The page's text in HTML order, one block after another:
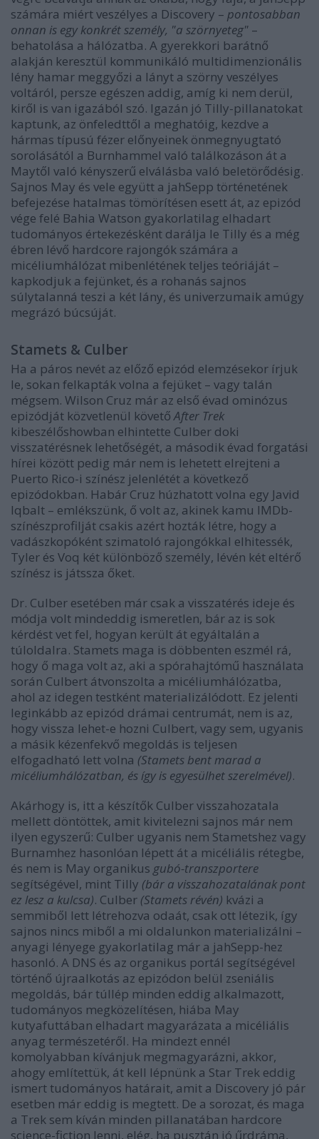
számára miért veszélyes a Discovery – pontosabban
onnan is egy konkrét személy, "a szörnyeteg" –
behatolása a hálózatba. A gyerekkori barátnő
alakján keresztül kommunikáló multidimenzionális
lény hamar meggyőzi a lányt a szörny veszélyes
voltáról, persze egészen addig, amíg ki nem derül,
kiről is van igazából szó. Igazán jó Tilly-pillanatokat
kaptunk, az önfeledttől a meghatóig, kezdve a
hármas típusú fézer előnyeinek önmegnyugtató
sorolásától a Burnhammel való találkozáson át a
Maytől való kényszerű elválásba való beletörődésig.
Sajnos May és vele együtt a jahSepp történetének
befejezése hatalmas tömörítésen esett át, az epizód
vége felé Bahia Watson gyakorlatilag elhadart
tudományos értekezésként darálja le Tilly és a még
ébren lévő hardcore rajongók számára a
micéliumhálózat mibenlétének teljes teóriáját –
kapkodjuk a fejünket, és a rohanás sajnos
súlytalanná teszi a két lány, és univerzumaik amúgy
megrázó búcsúját.
Stamets & Culber
Ha a páros nevét az előző epizód elemzésekor írjuk
le, sokan felkapták volna a fejüket – vagy talán
mégsem. Wilson Cruz már az első évad ominózus
epizódját közvetlenül követőAfter Trek
kibeszélőshowban elhintette Culber doki
visszatérésnek lehetőségét, a második évad forgatási
hírei között pedig már nem is lehetett elrejteni a
Puerto Rico-i színész jelenlétét a következő
epizódokban. Habár Cruz húzhatott volna egy Javid
Iqbalt – emlékszünk, ő volt az, akinek kamu IMDb-
színészprofilját csakis azért hozták létre, hogy a
vadászkopóként szimatoló rajongókkal elhitessék,
Tyler és Voq két különböző személy, lévén két eltérő
színész is játssza őket.
Dr. Culber esetében már csak a visszatérés ideje és
módja volt mindeddig ismeretlen, bár az is sok
kérdést vet fel, hogyan került át egyáltalán a
túloldalra. Stamets maga is döbbenten eszmél rá,
hogy ő maga volt az, aki a spórahajtómű használata
során Culbert átvonszolta a micéliumhálózatba,
ahol az idegen testként materializálódott. Ez jelenti
leginkább az epizód drámai centrumát, nem is az,
hogy vissza lehet-e hozni Culbert, vagy sem, ugyanis
a másik kézenfekvő megoldás is teljesen
elfogadható lett volna (Stamets bent marad a
micéliumhálózatban, és így is egyesülhet szerelmével).
Akárhogy is, itt a készítők Culber visszahozatala
mellett döntöttek, amit kivitelezni sajnos már nem
ilyen egyszerű: Culber ugyanis nem Stametshez vagy
Burnamhez hasonlóan lépett át a micéliális rétegbe,
és nem is May organikus gubó-transzportere
segítségével, mint Tilly (bár a visszahozatalának pont
ez lesz a kulcsa). Culber (Stamets révén) kvázi a
semmiből lett létrehozva odaát, csak ott létezik, így
sajnos nincs miből a mi oldalunkon materializálni –
anyagi lényege gyakorlatilag már a jahSepp-hez
hasonló. A DNS és az organikus portál segítségével
történő újraalkotás az epizódon belül zseniális
megoldás, bár túllép minden eddig alkalmazott,
tudományos megközelítésen, hiába May
kutyafuttában elhadart magyarázata a micéliális
anyag természetéről. Ha mindezt ennél
komolyabban kívánjuk megmagyarázni, akkor,
ahogy említettük, át kell lépnünk a Star Trek eddig
ismert tudományos határait, amit a Discovery jó pár
esetben már eddig is megtett. De a sorozat, és maga
a Trek sem kíván minden pillanatában hardcore
science-fiction lenni, elég, ha pusztán jó űrdráma,